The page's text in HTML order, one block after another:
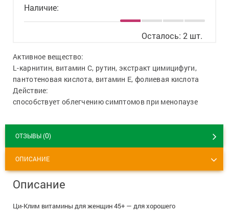
8 800 775 00 39
Наличие:
Осталось: 2 шт.
Активное вещество:
L-карнитин, витамин С, рутин, экстракт цимицифуги,
пантотеновая кислота, витамин E, фолиевая кислота
Действие:
способствует облегчению симптомов при менопаузе
ОТЗЫВЫ (0)
ОПИСАНИЕ
Описание
Ци-Клим витамины для женщин 45+ — для хорошего